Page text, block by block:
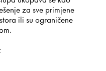
za sve primjene
ili su ograničene